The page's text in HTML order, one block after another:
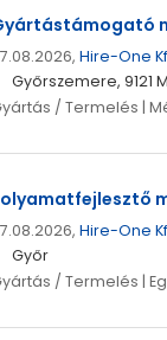
Hire-One
Győrszemere, 9121
/ Termelés |
Hire-One
Győr
/ Termelés |